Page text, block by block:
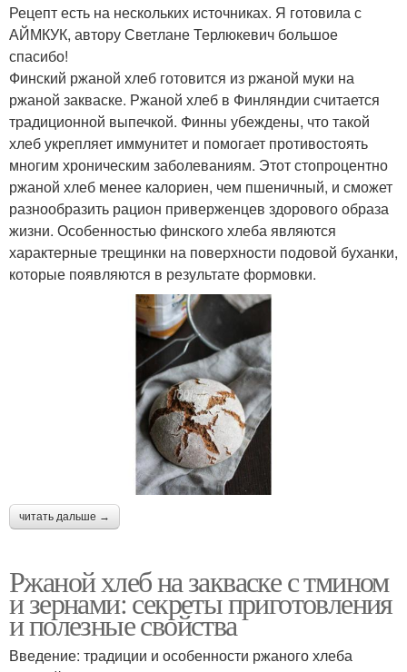
Рецепт есть на нескольких источниках. Я готовила с
АЙМКУК, автору Светлане Терлюкевич большое
спасибо!
Финский ржаной хлеб готовится из ржаной муки на
ржаной закваске. Ржаной хлеб в Финляндии считается
традиционной выпечкой. Финны убеждены, что такой
хлеб укрепляет иммунитет и помогает противостоять
многим хроническим заболеваниям. Этот стопроцентно
ржаной хлеб менее калориен, чем пшеничный, и сможет
разнообразить рацион приверженцев здорового образа
жизни. Особенностью финского хлеба являются
характерные трещинки на поверхности подовой буханки,
которые появляются в результате формовки.
читать дальше →
Ржаной хлеб на закваске с тмином
и зернами: секреты приготовления
и полезные свойства
Введение: традиции и особенности ржаного хлеба